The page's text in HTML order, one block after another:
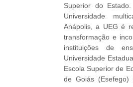
Superior do
Universidade
Anápolis, a UEG é
transformação e
instituições de
Universidade
Escola Superior de
de Goiás (Esefego)